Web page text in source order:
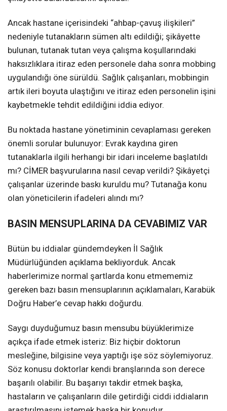
Ancak hastane içerisindeki “ahbap-çavuş ilişkileri”
nedeniyle tutanakların sümen altı edildiği; şikâyette
bulunan, tutanak tutan veya çalışma koşullarındaki
haksızlıklara itiraz eden personele daha sonra mobbing
uygulandığı öne sürüldü. Sağlık çalışanları, mobbingin
artık ileri boyuta ulaştığını ve itiraz eden personelin işini
kaybetmekle tehdit edildiğini iddia ediyor.
Bu noktada hastane yönetiminin cevaplaması gereken
önemli sorular bulunuyor: Evrak kaydına giren
tutanaklarla ilgili herhangi bir idari inceleme başlatıldı
mı? CİMER başvurularına nasıl cevap verildi? Şikâyetçi
çalışanlar üzerinde baskı kuruldu mu? Tutanağa konu
olan yöneticilerin ifadeleri alındı mı?
BASIN MENSUPLARINA DA CEVABIMIZ VAR
Bütün bu iddialar gündemdeyken İl Sağlık
Müdürlüğünden açıklama bekliyorduk. Ancak
haberlerimize normal şartlarda konu etmememiz
gereken bazı basın mensuplarının açıklamaları, Karabük
Doğru Haber’e cevap hakkı doğurdu.
Saygı duyduğumuz basın mensubu büyüklerimize
açıkça ifade etmek isteriz: Biz hiçbir doktorun
mesleğine, bilgisine veya yaptığı işe söz söylemiyoruz.
Söz konusu doktorlar kendi branşlarında son derece
başarılı olabilir. Bu başarıyı takdir etmek başka,
hastaların ve çalışanların dile getirdiği ciddi iddiaların